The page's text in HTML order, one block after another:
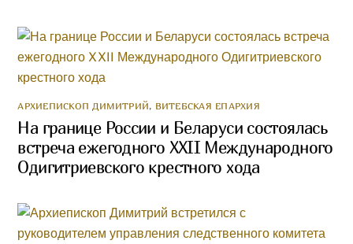
АРХИЕПИСКОП ДИМИТРИЙ, ВИТЕБСКАЯ ЕПАРХИЯ
На границе России и Беларуси состоялась
встреча ежегодного XXII Международного
Одигитриевского крестного хода